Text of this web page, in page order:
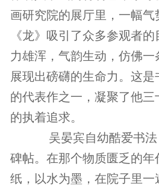
画研究院的展厅里，一幅
《龙》吸引了众多参观者
力雄浑，气韵生动，仿佛一
展现出磅礴的生命力。这是
的代表作之一，凝聚了他
的执着追求。
吴晏宾自幼酷爱书法
碑帖。在那个物质匮乏的年
纸，以水为墨，在院子里一